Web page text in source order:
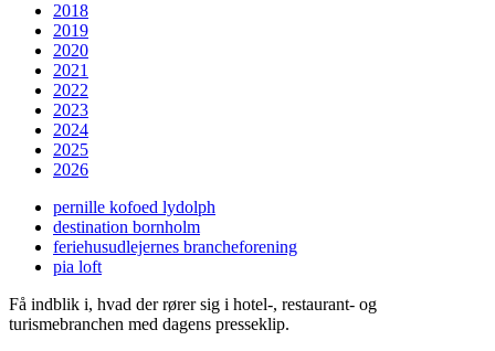
2018
2019
2020
2021
2022
2023
2024
2025
2026
pernille kofoed lydolph
destination bornholm
feriehusudlejernes brancheforening
pia loft
Få indblik i, hvad der rører sig i hotel-, restaurant- og
turismebranchen med dagens presseklip.